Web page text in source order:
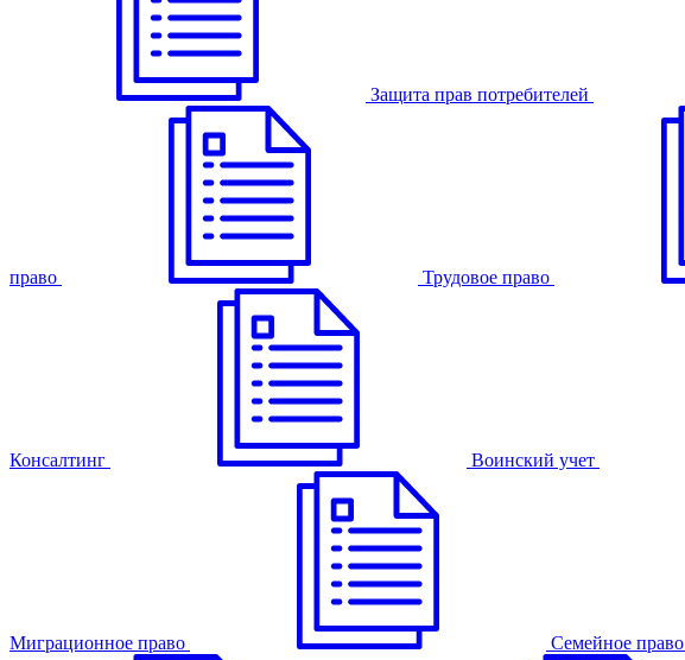
Защита прав потребителей
право Трудовое право
Консалтинг Воинский учет
Миграционное право Семейное право